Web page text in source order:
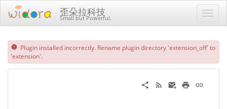
歪朵拉科技
Small but Powerful.
Plugin installed incorrectly. Rename plugin directory 'extension_off' to
'extension'.